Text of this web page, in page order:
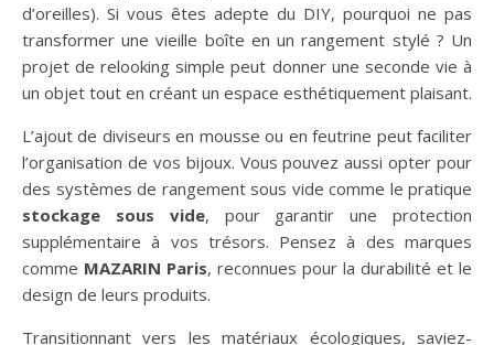
d’oreilles). Si vous êtes adepte du DIY, pourquoi ne pas
transformer une vieille boîte en un rangement stylé ? Un
projet de relooking simple peut donner une seconde vie à
un objet tout en créant un espace esthétiquement plaisant.
L’ajout de diviseurs en mousse ou en feutrine peut faciliter
l’organisation de vos bijoux. Vous pouvez aussi opter pour
des systèmes de rangement sous vide comme le pratique
stockage sous vide, pour garantir une protection
supplémentaire à vos trésors. Pensez à des marques
comme MAZARIN Paris, reconnues pour la durabilité et le
design de leurs produits.
Transitionnant vers les matériaux écologiques, saviez-